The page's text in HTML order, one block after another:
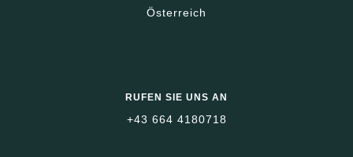
Österreich
RUFEN SIE UNS AN
+43 664 4180718